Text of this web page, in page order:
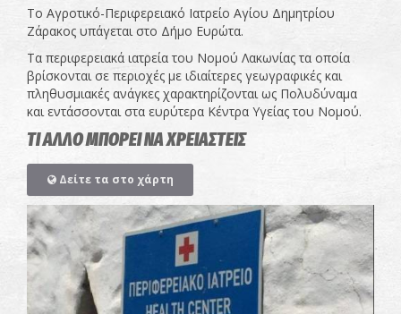
Το Αγροτικό-Περιφερειακό Ιατρείο Αγίου Δημητρίου
Ζάρακος υπάγεται στο Δήμο Ευρώτα.
Τα περιφερειακά ιατρεία του Νομού Λακωνίας τα οποία
βρίσκονται σε περιοχές με ιδιαίτερες γεωγραφικές και
πληθυσμιακές ανάγκες χαρακτηρίζονται ως Πολυδύναμα
και εντάσσονται στα ευρύτερα Κέντρα Υγείας του Νομού.
ΤΙ ΑΛΛΟ ΜΠΟΡΕΙ ΝΑ ΧΡΕΙΑΣΤΕΙΣ
Δείτε τα στο χάρτη